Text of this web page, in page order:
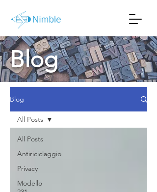
Blog
Blog
All Posts
Antiriciclaggio
Privacy
Modello
All Posts